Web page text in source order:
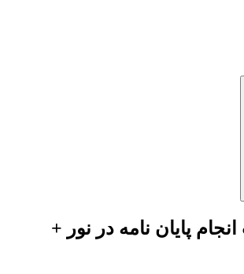
پایان نامه در نور +